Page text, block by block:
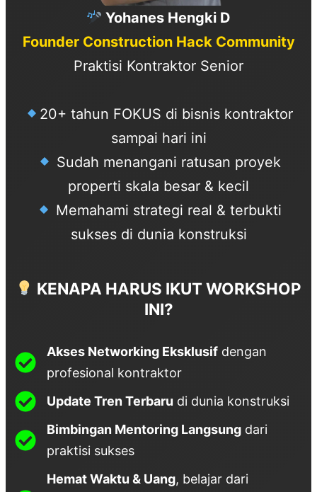
Yohanes Hengki D
Founder Construction Hack Community
Praktisi Kontraktor Senior
20+ tahun FOKUS di bisnis kontraktor
sampai hari ini
Sudah menangani ratusan proyek
properti skala besar & kecil
Memahami strategi real & terbukti
sukses di dunia konstruksi
KENAPA HARUS IKUT WORKSHOP
INI?
Akses Networking Eksklusif dengan
profesional kontraktor
Update Tren Terbaru di dunia konstruksi
Bimbingan Mentoring Langsung dari
praktisi sukses
Hemat Waktu & Uang, belajar dari